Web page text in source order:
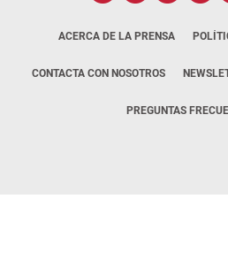
ACERCA DE LA PRENSA
CONTACTA CON NOSOTROS
PREGUNTAS